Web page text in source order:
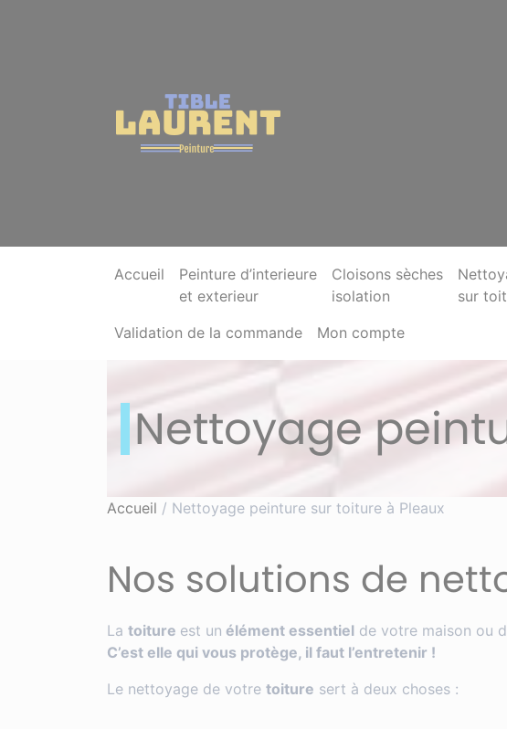
Accueil
Peinture d’interieure
et exterieur
Cloisons sèches
isolation
sur
Validation de la commande Mon compte
Nettoyage
Accueil / Nettoyage peinture sur toiture à Pleaux
Nos solutions de
La toiture est un élément essentiel de votre maison ou
C’est elle qui vous protège, il faut l’entretenir !
Le nettoyage de votre toiture sert à deux choses :